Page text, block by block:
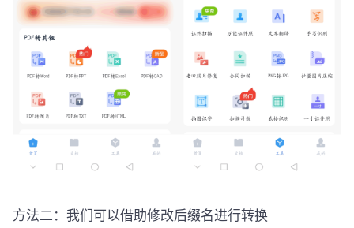
方法二：我们可以借助修改后缀名进行转换